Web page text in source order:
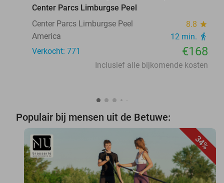
Center Parcs Limburgse Peel
Center Parcs Limburgse Peel
8.8 star
America 12 min. directions_walk
Verkocht: 771 €168
Inclusief alle bijkomende kosten
Populair bij mensen uit de Betuwe:
34%